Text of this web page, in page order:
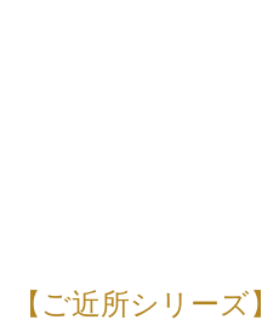
【ご近所シリーズ